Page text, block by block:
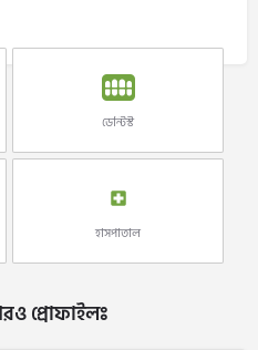
ডেন্টিস্ট
হাসপাতাল
প্রোফাইলঃ